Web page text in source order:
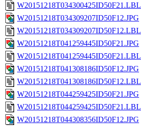
W20151218T034300425ID50F21.LBL
W20151218T034309207ID50F12.JPG
W20151218T034309207ID50F12.LBL
W20151218T041259445ID50F21.JPG
W20151218T041259445ID50F21.LBL
W20151218T041308186ID50F12.JPG
W20151218T041308186ID50F12.LBL
W20151218T044259425ID50F21.JPG
W20151218T044259425ID50F21.LBL
W20151218T044308356ID50F12.JPG